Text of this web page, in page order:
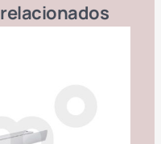
relacionados